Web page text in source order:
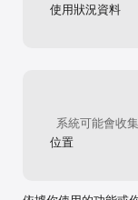
- 常常分心、無法專
- 潮汐是我手機裡唯
- 最被需要的 App，
藥。—— Shannon
- 用過很多同類番茄
使用狀況資料
系統可能會收
位置